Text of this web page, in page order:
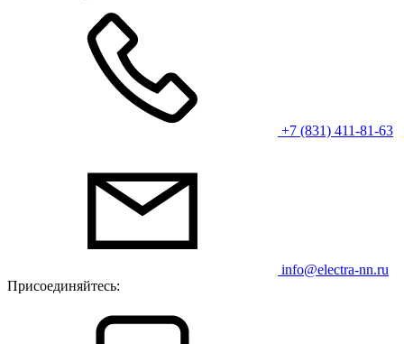
+7 (831) 411-81-63
info@electra-nn.ru
Присоединяйтесь: